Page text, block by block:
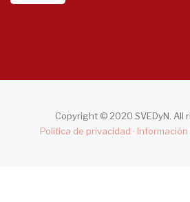
Copyright © 2020 SVEDyN. All
Política de privacidad ·